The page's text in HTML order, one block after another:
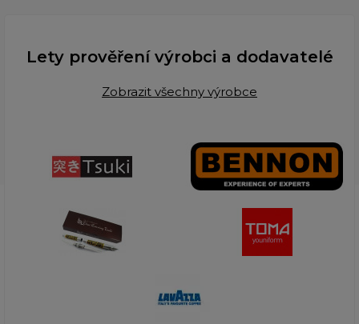
Lety prověření výrobci a dodavatelé
Zobrazit všechny výrobce